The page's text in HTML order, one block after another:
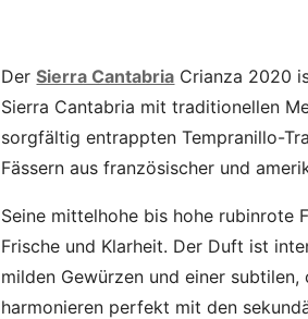
DerSierra Cantabria Crianza 2020
Sierra Cantabria mit traditionellen
sorgfältig entrappten Tempranillo-
Fässern aus französischer und
Seine mittelhohe bis hohe rubinrote
Frische und Klarheit. Der Duft ist
milden Gewürzen und einer
harmonieren perfekt mit den